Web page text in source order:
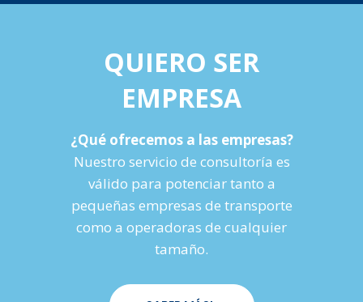
QUIERO SER
EMPRESA
¿Qué ofrecemos a las empresas?
Nuestro servicio de consultoría es
válido para potenciar tanto a
pequeñas empresas de transporte
como a operadoras de cualquier
tamaño.